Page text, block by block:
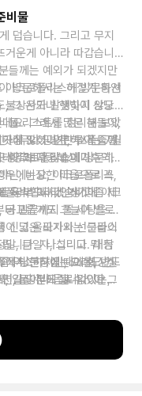
등을 살펴볼 예정이구요.
의 길을 따라서, 쭉 내려
. 그리고 화면의 지도에
출구를 나와서, 마지막으
뒤에, 투어의 모든 코스
방문하시는 일정을, 잘
럼 다음 트랙에서는 아
필요한 준비물과, 참고
드리도록 하겠습니다.
비물
덥습니다. 그리고 무지
운게 아니라 따갑습니
들께는 예외가 되겠지만
방문하시는 하절기 동안
, 그 온도나 햇빛이 상당
요. 그래서 많은 분들이,
에 오셨다가, 투어 중에
생각보다 많습니다.
크로폴리스에 방문하셔
불상사가 발생하지 않도
물 리스트를 정리해 보았
너무나 당연한 소품들일
아크로폴리스에 방문하
닌, 비장한 마음으로 꼭,
당부드리겠습니다.
장 많이 방문하시는 7월
양과 지중해성 기후의
우에는요, 아크로폴리스
육박합니다. 거기에 아크
공교롭게도 그늘이 별로
이 넓은 모자와 선글라스
니다. 자, 그리고 뭐 등
약소하지만, 그래도 언
, 물이나 음료 없이는,
폴리스에서 인생샷 좀 제
발끝까지 풀 세팅을 하
신고 올라가시는 분들이
말, 큰일 나십니다. 대참
에 방문하실 때에는, 반드
길 당부드립니다. 아 그
때에 많이 착용하는 팔
에서는 그야말로 핫 아이
적지 현장에는요. 화장실
입장 전에 될 수 있으면,
파고스로 가는 길목 근
그때까지 잘 참아주셔야